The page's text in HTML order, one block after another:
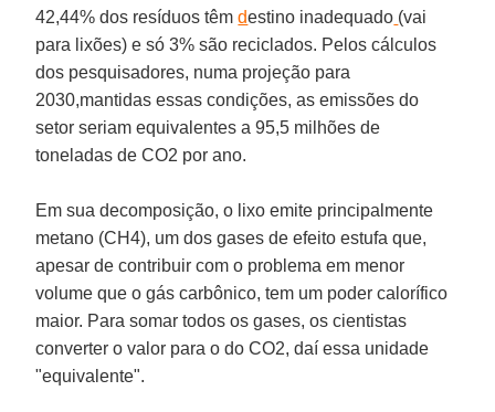
42,44% dos resíduos têmdestino inadequado (vai
para lixões) e só 3% são reciclados. Pelos cálculos
dos pesquisadores, numa projeção para
2030,mantidas essas condições, as emissões do
setor seriam equivalentes a 95,5 milhões de
toneladas de CO2 por ano.
Em sua decomposição, o lixo emite principalmente
metano (CH4), um dos gases de efeito estufa que,
apesar de contribuir com o problema em menor
volume que o gás carbônico, tem um poder calorífico
maior. Para somar todos os gases, os cientistas
converter o valor para o do CO2, daí essa unidade
"equivalente".